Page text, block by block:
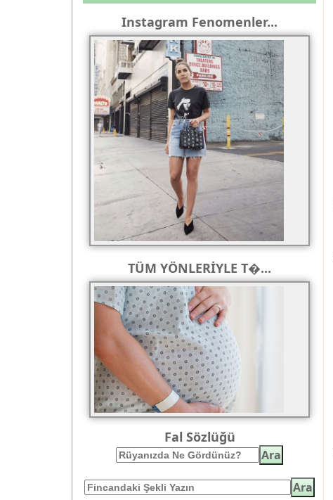
Instagram Fenomenler...
TÜM YÖNLERİYLE T�...
Fal Sözlüğü